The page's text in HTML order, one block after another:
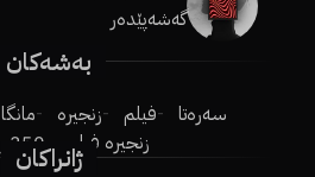
گەشەپێدەر
بەشەکان
سەرەتا فیلم زنجیرە مانگا
زنجیرە فیلم
250ـی مێژوو
ژانراکان